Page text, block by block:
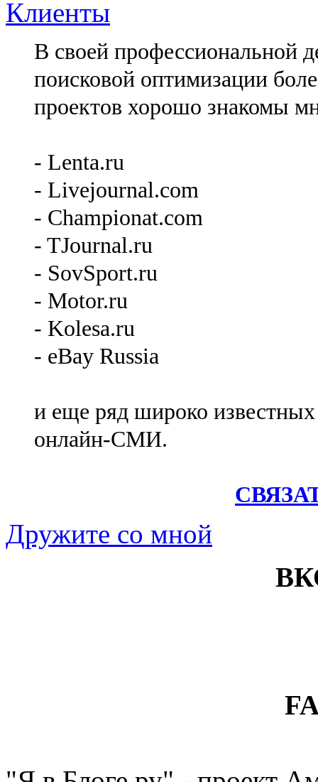
Клиенты
В своей профессиональной
поисковой оптимизации
проектов хорошо знакомы
- Lenta.ru
- Livejournal.com
- Championat.com
- TJournal.ru
- SovSport.ru
- Motor.ru
- Kolesa.ru
- eBay Russia
и еще ряд широко
онлайн-СМИ.
Дружите со мной